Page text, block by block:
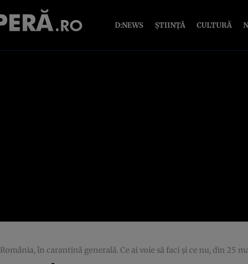
D:NEWS ȘTIINȚĂ CULTURĂ
România, în carantină generală. Ce ai voie să faci şi ce nu, din 25